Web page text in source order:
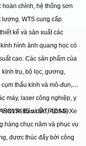
hoàn chỉnh, hệ thống sơn
lượng. WTS cung cấp
kế và sản xuấtcác
hình ảnh quang học có
cao. Các sản phẩm của
trụ, bộ lọc, gương,
thấu kính và mô-đun,
máy, laser công nghiệp, y
Bán dẫn, ADAS, Xe
và IATF16949.
hàng chục năm và phục vụ
được thúc đẩy bởi công